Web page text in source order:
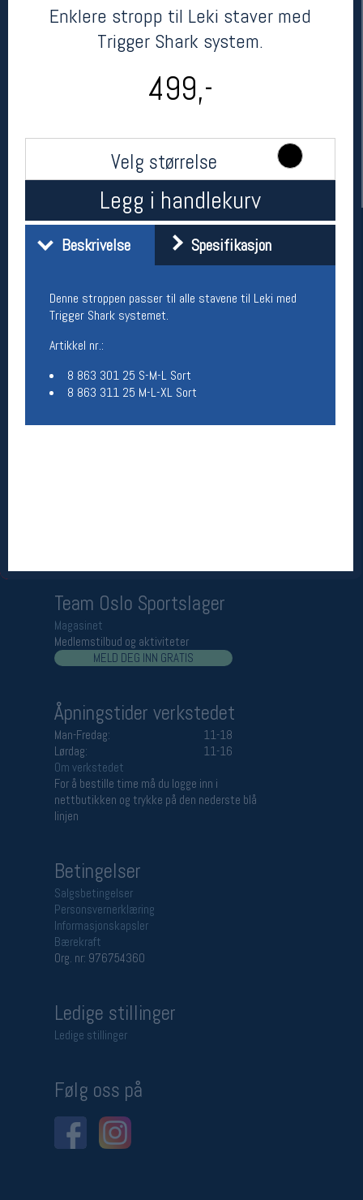
Enklere stropp til Leki staver med
Trigger Shark system.
499,-
Velg størrelse
Legg i handlekurv
Beskrivelse Spesifikasjon
Denne stroppen passer til alle stavene til Leki med
Trigger Shark systemet.
Artikkel nr.:
8 863 301 25 S-M-L Sort
8 863 311 25 M-L-XL Sort
kr 499
Her finner du oss
Oslo Sportslager
Torggata 20
Telefon: 23 32 62 00
(telefontid man-fredag klokken 10-13)
Om oss
Team Oslo Sportslager
Magasinet
Medlemstilbud og aktiviteter
MELD DEG INN GRATIS
Åpningstider verkstedet
Man-Fredag:
11-18
Lørdag:
11-16
Om verkstedet
For å bestille time må du logge inn i
nettbutikken og trykke på den nederste blå
linjen
Betingelser
Salgsbetingelser
Personsvernerklæring
Informasjonskapsler
Bærekraft
Org. nr: 976754360
Ledige stillinger
Ledige stillinger
Følg oss på